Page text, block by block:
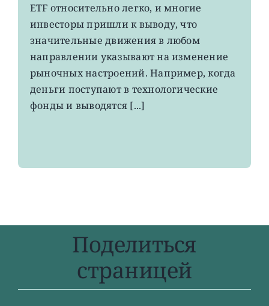
говорят
потоки
средств
на
рынке
ETF
ETF относительно легко, и многие
инвесторы пришли к выводу, что
значительные движения в любом
направлении указывают на изменение
рыночных настроений. Например, когда
деньги поступают в технологические
фонды и выводятся [...]
Поделиться
страницей